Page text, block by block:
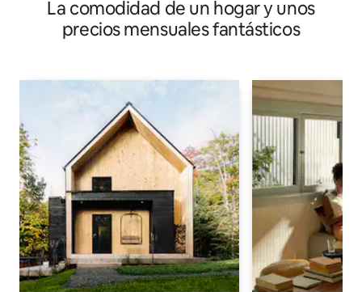
La comodidad de un hogar y unos
precios mensuales fantásticos